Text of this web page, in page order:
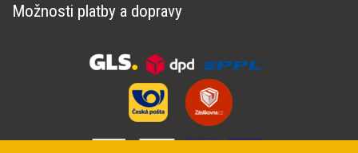
Možnosti platby a dopravy